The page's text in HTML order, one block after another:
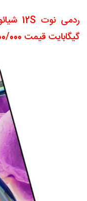
گیگابایت قیمت 9/400/000